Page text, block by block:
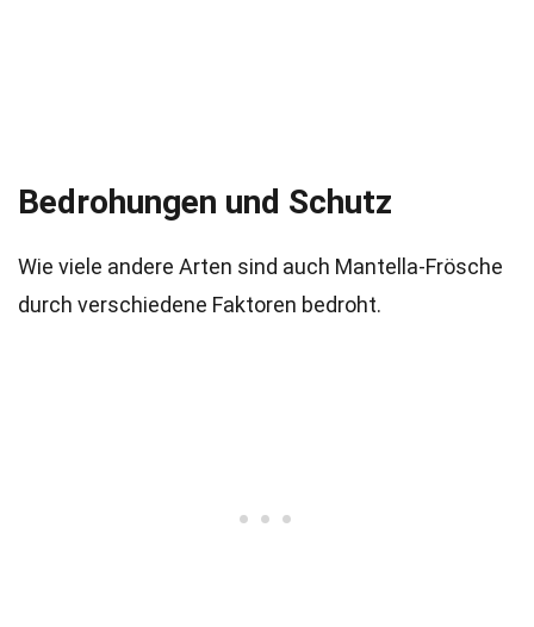
Bedrohungen und Schutz
Wie viele andere Arten sind auch Mantella-Frösche
durch verschiedene Faktoren bedroht.